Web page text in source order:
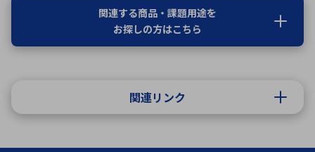
関連する商品・課題用途を
お探しの方はこちら
関連リンク